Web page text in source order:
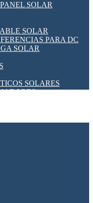
SOLAR
SOLAR
PARA DC
SOLAR
SOLARES
SPDS PARA